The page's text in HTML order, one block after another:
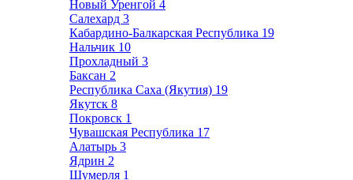
Новый Уренгой 4
Салехард 3
Кабардино-Балкарская Республика 19
Нальчик 10
Прохладный 3
Баксан 2
Республика Саха (Якутия) 19
Якутск 8
Покровск 1
Чувашская Республика 17
Алатырь 3
Ядрин 2
Шумерля 1